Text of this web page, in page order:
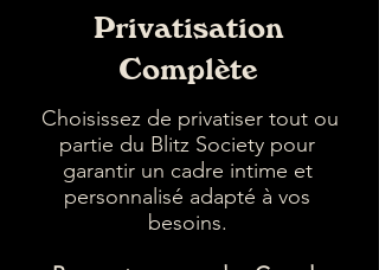
Privatisation
Complète
Choisissez de privatiser tout ou
partie du Blitz Society pour
garantir un cadre intime et
personnalisé adapté à vos
besoins.